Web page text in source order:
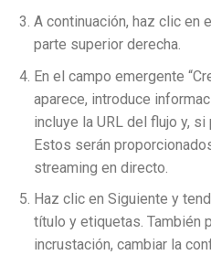
A continuación, haz clic en
parte superior derecha.
En el campo emergente
aparece, introduce
incluye la URL del flujo y,
Estos serán
streaming en directo.
Haz clic en Siguiente y
título y etiquetas. También
incrustación, cambiar la